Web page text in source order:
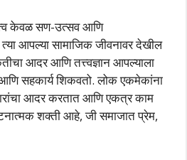
केवळ सण-उत्सव आणि
त्या आपल्या सामाजिक जीवनावर देखील
आदर आणि तत्त्वज्ञान आपल्याला
सहकार्य शिकवतो. लोक एकमेकांना
आदर करतात आणि एकत्र काम
शक्ती आहे, जी समाजात प्रेम,